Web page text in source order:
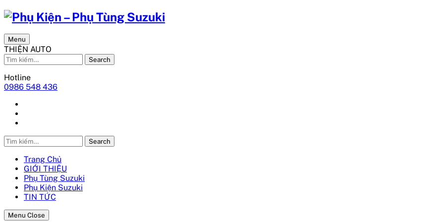
Menu
THIỆN AUTO
Search
Hotline
0986 548 436
Search
Trang Chủ
GIỚI THIỆU
Phụ Tùng Suzuki
Phụ Kiện Suzuki
TIN TỨC
Menu Close